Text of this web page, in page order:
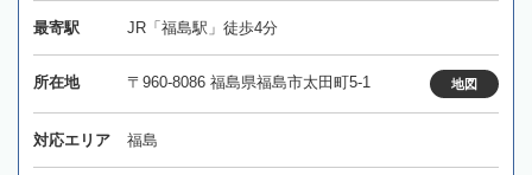
最寄駅 JR「福島駅」徒歩4分
所在地 〒960-8086 福島県福島市太田町5-1 地図
対応エリア 福島